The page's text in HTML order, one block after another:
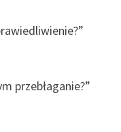
przebłaganie?”